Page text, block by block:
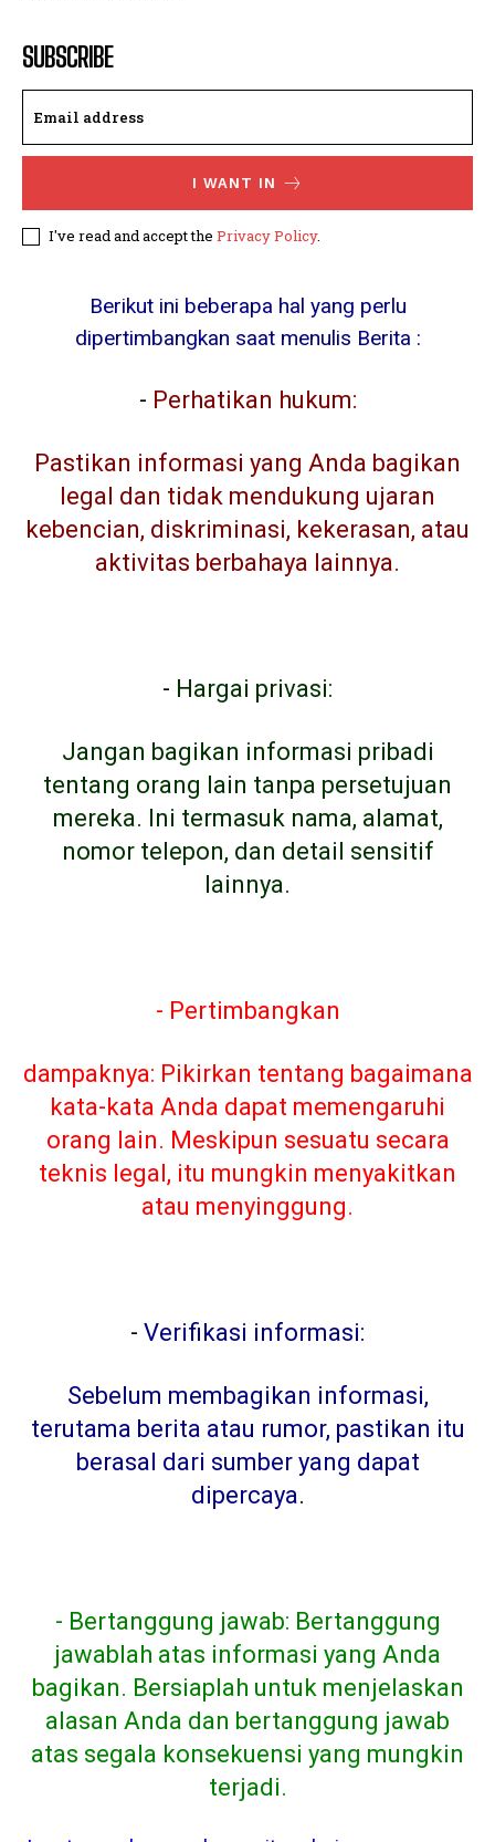
SUBSCRIBE
I WANT IN
I've read and accept the Privacy Policy.
Berikut ini beberapa hal yang perlu
dipertimbangkan saat menulis Berita :
- Perhatikan hukum:
Pastikan informasi yang Anda bagikan
legal dan tidak mendukung ujaran
kebencian, diskriminasi, kekerasan, atau
aktivitas berbahaya lainnya.
- Hargai privasi:
Jangan bagikan informasi pribadi
tentang orang lain tanpa persetujuan
mereka. Ini termasuk nama, alamat,
nomor telepon, dan detail sensitif
lainnya.
- Pertimbangkan
dampaknya: Pikirkan tentang bagaimana
kata-kata Anda dapat memengaruhi
orang lain. Meskipun sesuatu secara
teknis legal, itu mungkin menyakitkan
atau menyinggung.
- Verifikasi informasi:
Sebelum membagikan informasi,
terutama berita atau rumor, pastikan itu
berasal dari sumber yang dapat
dipercaya.
- Bertanggung jawab: Bertanggung
jawablah atas informasi yang Anda
bagikan. Bersiaplah untuk menjelaskan
alasan Anda dan bertanggung jawab
atas segala konsekuensi yang mungkin
terjadi.